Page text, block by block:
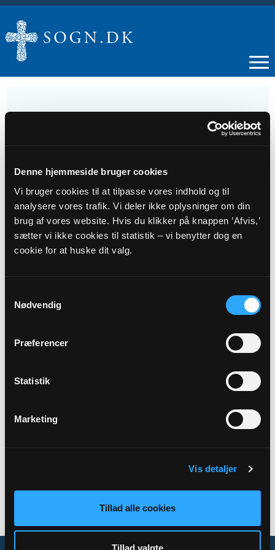
Denne hjemmeside bruger cookies
Vi bruger cookies til at tilpasse vores indhold og til
analysere vores trafik. Vi deler ikke oplysninger om din
brug af vores website. Hvis du klikker på knappen ’Afvis,’
sætter vi ikke cookies til statistik – vi benytter dog en
cookie for at huske dit valg.
Nødvendig
Præferencer
Statistik
Marketing
Vis detaljer
Tillad alle cookies
Tillad valgte
APR
Tirsdagsklub i Krejbjerg Kulturhus
Tidspunkt
Krejbjerg Kulturhus
Beskrivelse